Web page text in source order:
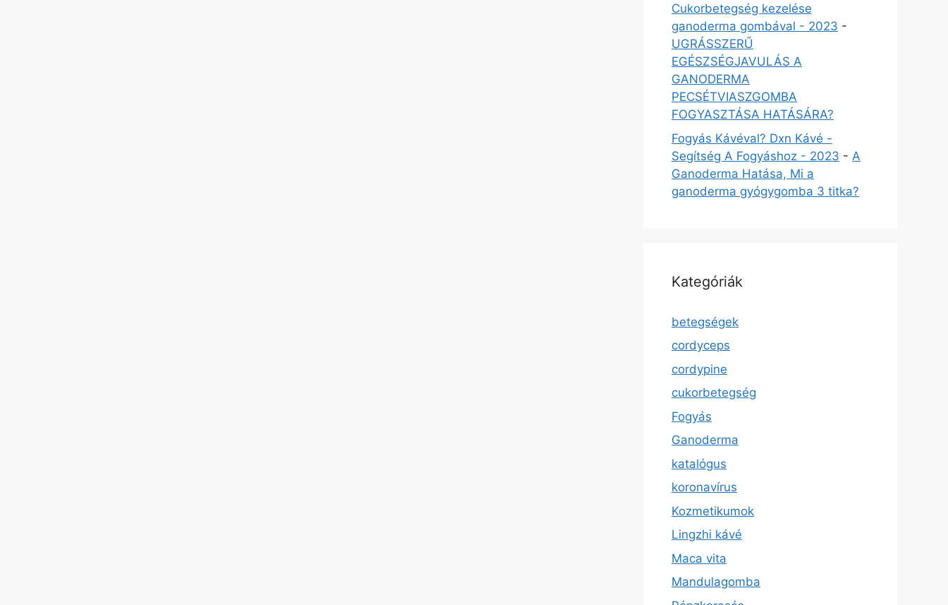
Cukorbetegség kezelése
ganoderma gombával - 2023 -
UGRÁSSZERŰ
EGÉSZSÉGJAVULÁS A
GANODERMA
PECSÉTVIASZGOMBA
FOGYASZTÁSA HATÁSÁRA?
Fogyás Kávéval? Dxn Kávé -
Segítség A Fogyáshoz - 2023 - A
Ganoderma Hatása, Mi a
ganoderma gyógygomba 3 titka?
Kategóriák
betegségek
cordyceps
cordypine
cukorbetegség
Fogyás
Ganoderma
katalógus
koronavírus
Kozmetikumok
Lingzhi kávé
Maca vita
Mandulagomba